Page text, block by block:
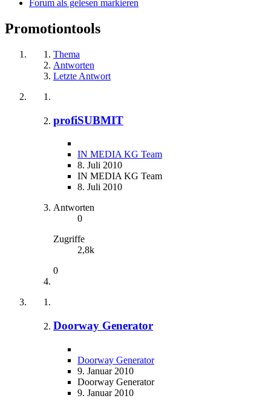
Forum als gelesen markieren
Promotiontools
Thema
Antworten
Letzte Antwort
profiSUBMIT
IN MEDIA KG Team
8. Juli 2010
IN MEDIA KG Team
8. Juli 2010
Antworten
0
Zugriffe
2,8k
0
Doorway Generator
Doorway Generator
9. Januar 2010
Doorway Generator
9. Januar 2010